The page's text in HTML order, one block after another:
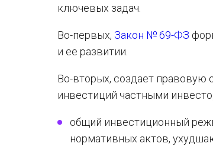
ключевых задач.
Во-первых, Закон № 69-ФЗ
и ее развитии.
Во-вторых, создает правовую
инвестиций частными
общий инвестиционный
нормативных актов,